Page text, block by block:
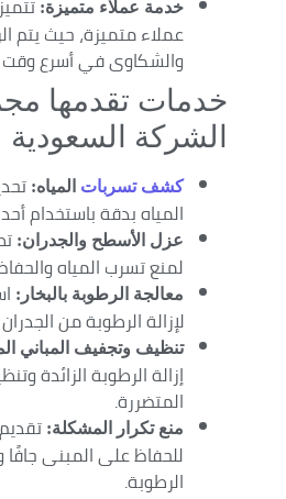
خدمة عملاء متميزة:
عملاء متميزة، حيث يتم
والشكاوى في أسرع
خدمات تقدمها
الشركة السعودية
كشف تسربات المياه:
المياه بدقة باستخدام
عزل الأسطح والجدران:
لمنع تسرب المياه
معالجة الرطوبة بالبخار:
لإزالة الرطوبة من
تنظيف وتجفيف المباني
إزالة الرطوبة الزائدة
المتضررة.
منع تكرار المشكلة:
للحفاظ على المبنى
الرطوبة.